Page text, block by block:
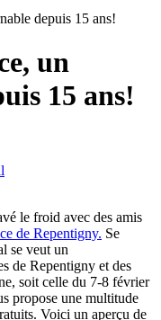
depuis 15 ans!
un
15 ans!
le froid avec des amis
de Repentigny. Se
se veut un
de Repentigny et des
soit celle du 7-8 février
propose une multitude
Voici un aperçu de